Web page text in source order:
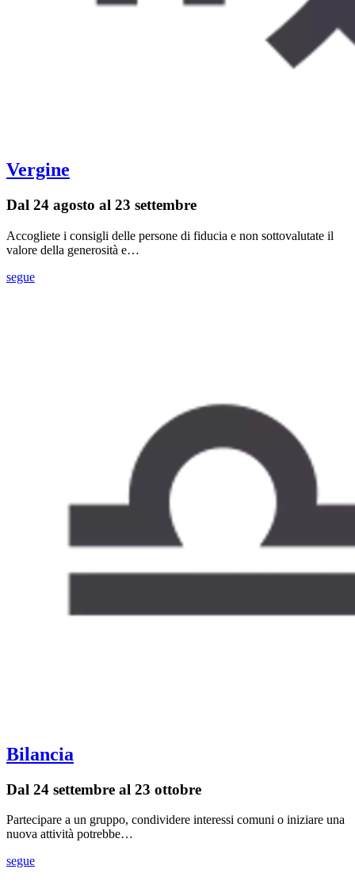
Vergine
Dal 24 agosto al 23 settembre
Accogliete i consigli delle persone di fiducia e non sottovalutate il
valore della generosità e…
segue
Bilancia
Dal 24 settembre al 23 ottobre
Partecipare a un gruppo, condividere interessi comuni o iniziare una
nuova attività potrebbe…
segue